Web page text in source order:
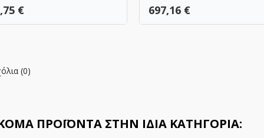
€ Τιμή
697,16 €
(0)
ΠΡΟΪΌΝΤΑ ΣΤΗΝ ΊΔΙΑ ΚΑΤΗΓΟΡΊΑ: